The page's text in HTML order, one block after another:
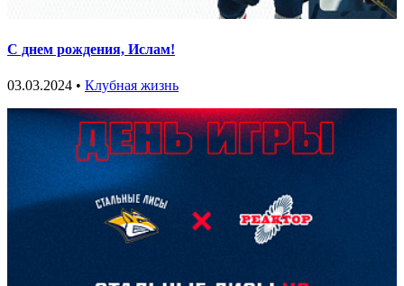
С днем рождения, Ислам!
03.03.2024 • Клубная жизнь